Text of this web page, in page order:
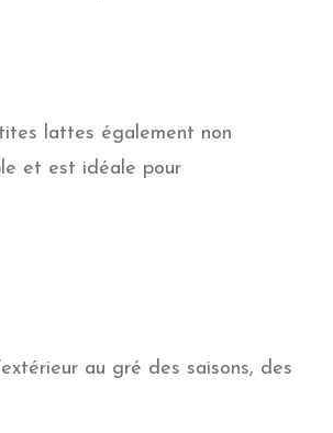
lattes également non
et est idéale pour
au gré des saisons, des